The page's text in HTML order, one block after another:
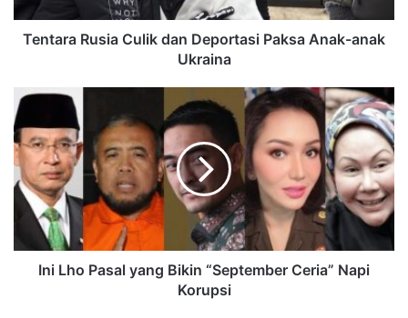
Tentara Rusia Culik dan Deportasi Paksa Anak-anak
Ukraina
Ini Lho Pasal yang Bikin “September Ceria” Napi
Korupsi